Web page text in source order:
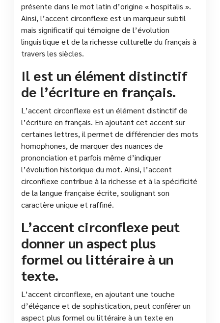
présente dans le mot latin d’origine « hospitalis ».
Ainsi, l’accent circonflexe est un marqueur subtil
mais significatif qui témoigne de l’évolution
linguistique et de la richesse culturelle du français à
travers les siècles.
Il est un élément distinctif
de l’écriture en français.
L’accent circonflexe est un élément distinctif de
l’écriture en français. En ajoutant cet accent sur
certaines lettres, il permet de différencier des mots
homophones, de marquer des nuances de
prononciation et parfois même d’indiquer
l’évolution historique du mot. Ainsi, l’accent
circonflexe contribue à la richesse et à la spécificité
de la langue française écrite, soulignant son
caractère unique et raffiné.
L’accent circonflexe peut
donner un aspect plus
formel ou littéraire à un
texte.
L’accent circonflexe, en ajoutant une touche
d’élégance et de sophistication, peut conférer un
aspect plus formel ou littéraire à un texte en